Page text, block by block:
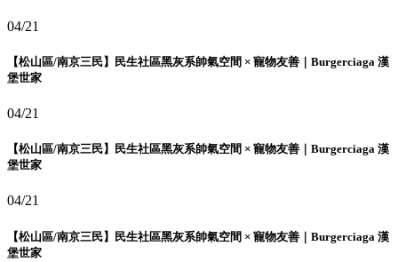
04/21
【松山區/南京三民】民生社區黑灰系帥氣空間 × 寵物友善｜Burgerciaga 漢
堡世家
04/21
【松山區/南京三民】民生社區黑灰系帥氣空間 × 寵物友善｜Burgerciaga 漢
堡世家
04/21
【松山區/南京三民】民生社區黑灰系帥氣空間 × 寵物友善｜Burgerciaga 漢
堡世家